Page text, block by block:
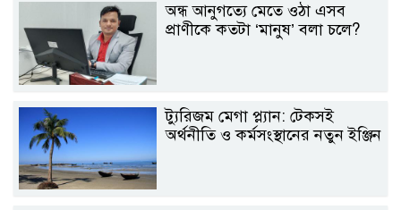
অন্ধ আনুগত্যে মেতে ওঠা এসব
প্রাণীকে কতটা ‘মানুষ’ বলা চলে?
ট্যুরিজম মেগা প্ল্যান: টেকসই
অর্থনীতি ও কর্মসংস্থানের নতুন ইঞ্জিন